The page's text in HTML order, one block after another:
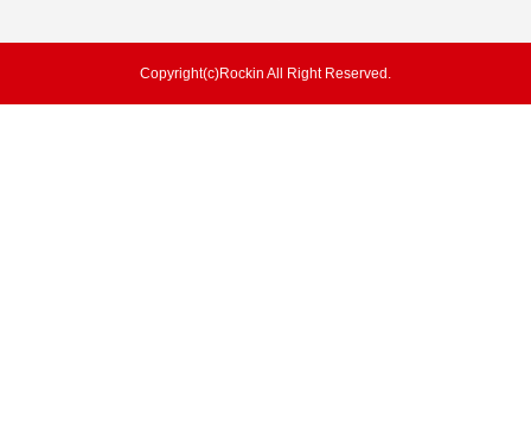
Copyright(c)Rockin All Right Reserved.